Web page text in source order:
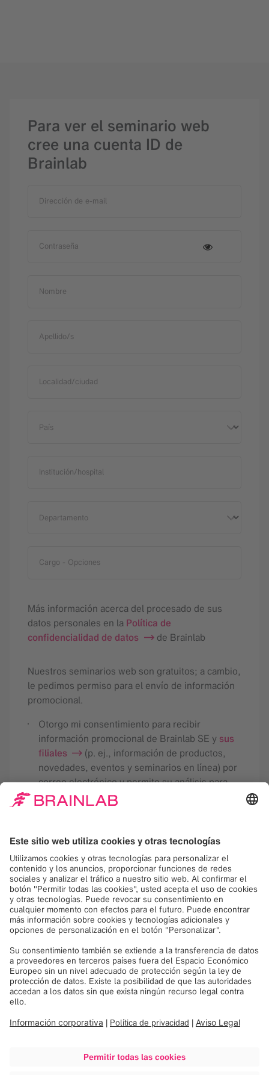
Para ver el seminario web
cree una cuenta ID de
Brainlab
Dirección de e-mail
Contraseña
Nombre
Apellido/s
Localidad/ciudad
País
Institución/hospital
Departamento
Cargo - Opciones
Más información acerca del procesado de sus
datos personales en la Política de
confidencialidad de datos
de Brainlab
Nuestros seminarios web son gratuitos; a cambio,
le pedimos permiso para el envío de información
promocional.
Otorgo mi consentimiento para recibir
información promocional de Brainlab SE y sus
filiales
(p. ej., información de productos,
novedades, eventos y seminarios en línea) por
correo electrónico y permito su análisis para
adaptar los futuros boletines a mis intereses.
Puede revocar su consentimiento con efectos
disponible en lapolítica de confidencialidad de
datos
de Brainlab.
Registrarse
web